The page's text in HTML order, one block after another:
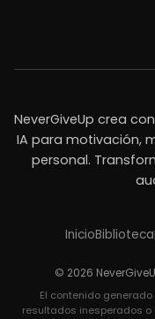
NeverGiveUp crea
IA para motivación,
personal.
InicioBiblioteca
© 2026
El contenido
resultados inesperados